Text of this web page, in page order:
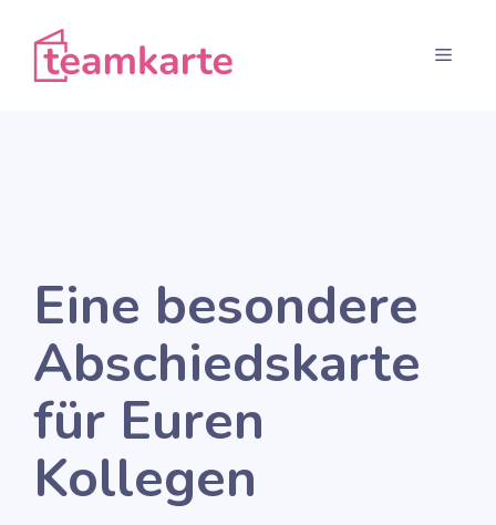
Inhalt
springen
Menü
Eine besondere
Abschiedskarte
für Euren
Kollegen